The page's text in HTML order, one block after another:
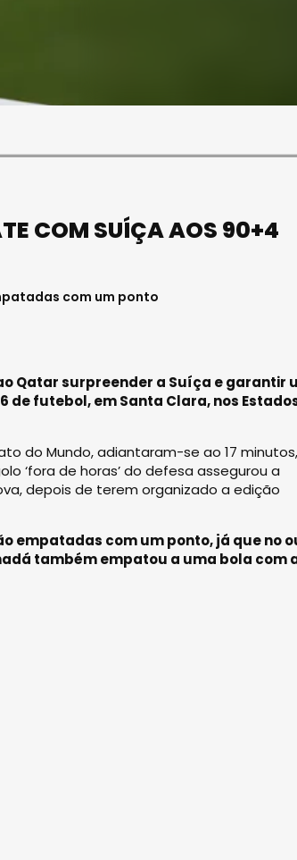
COM SUÍÇA AOS 90+4
com um ponto
Qatar surpreender a Suíça e garantir
de futebol, em Santa Clara, nos
do Mundo, adiantaram-se ao 17 minutos,
‘fora de horas’ do defesa assegurou a
depois de terem organizado a edição
empatadas com um ponto, já que no
também empatou a uma bola com